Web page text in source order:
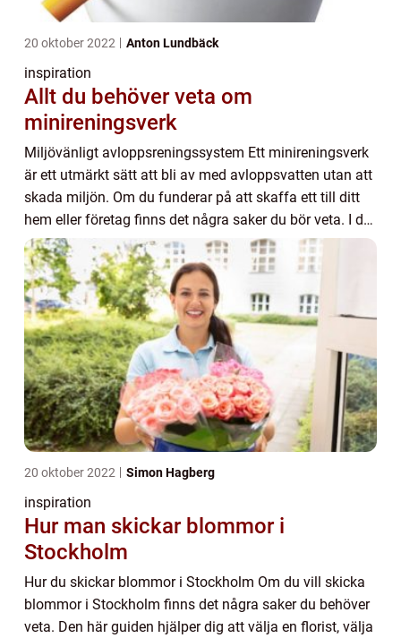
20 oktober 2022 Anton Lundbäck
inspiration
Allt du behöver veta om
minireningsverk
Miljövänligt avloppsreningssystem Ett minireningsverk
är ett utmärkt sätt att bli av med avloppsvatten utan att
skada miljön. Om du funderar på att skaffa ett till ditt
hem eller företag finns det några saker du bör veta. I det
här blogginlägget komm...
20 oktober 2022 Simon Hagberg
inspiration
Hur man skickar blommor i
Stockholm
Hur du skickar blommor i Stockholm Om du vill skicka
blommor i Stockholm finns det några saker du behöver
veta. Den här guiden hjälper dig att välja en florist, välja